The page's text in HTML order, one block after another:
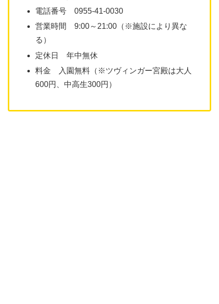
電話番号 0955-41-0030
営業時間 9:00～21:00（※施設により異な
る）
定休日 年中無休
料金 入園無料（※ツヴィンガー宮殿は大人
600円、中高生300円）